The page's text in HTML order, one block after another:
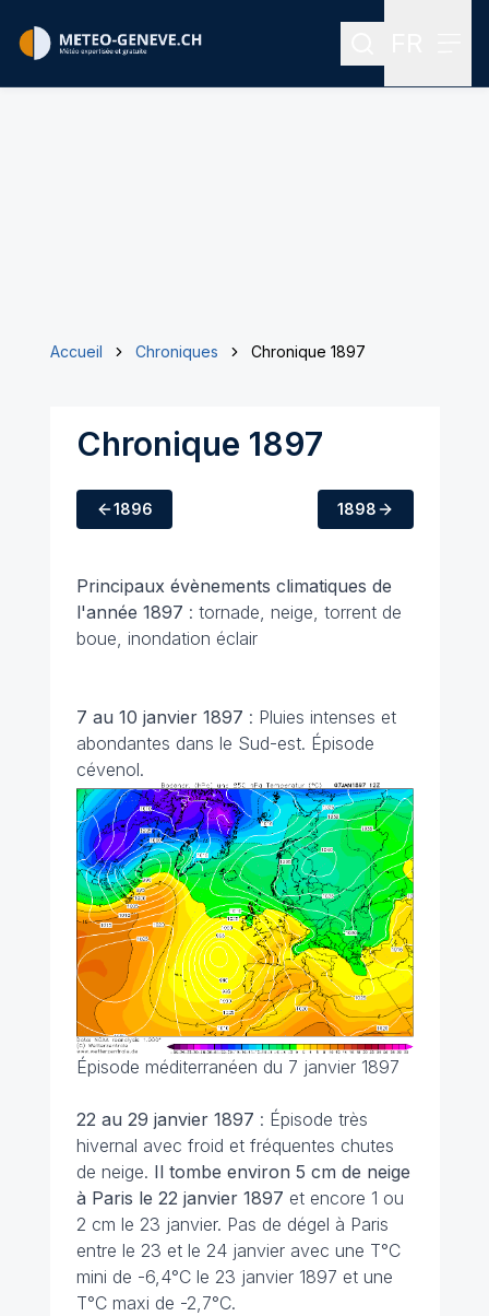
Rechercher
Accueil Chroniques Chronique 1897
Chronique 1897
1896 1898
Principaux évènements climatiques de
l'année 1897 : tornade, neige, torrent de
boue, inondation éclair
7 au 10 janvier 1897 : Pluies intenses et
abondantes dans le Sud-est. Épisode
cévenol.
Épisode méditerranéen du 7 janvier 1897
22 au 29 janvier 1897 : Épisode très
hivernal avec froid et fréquentes chutes
de neige. Il tombe environ 5 cm de neige
à Paris le 22 janvier 1897 et encore 1 ou
2 cm le 23 janvier. Pas de dégel à Paris
entre le 23 et le 24 janvier avec une T°C
mini de -6,4°C le 23 janvier 1897 et une
T°C maxi de -2,7°C.